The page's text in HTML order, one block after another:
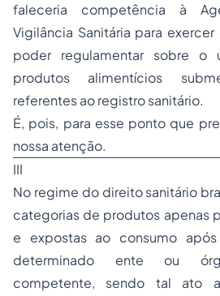
faleceria competência à
Vigilância Sanitária para
poder regulamentar sobre o
produtos alimentícios
referentes aoregistro sanitário.
É, pois, para esse ponto que
nossa atenção.
III
No regime do direito sanitário
categorias de produtos apenas
e expostas ao consumo
determinado ente ou
competente, sendo tal ato